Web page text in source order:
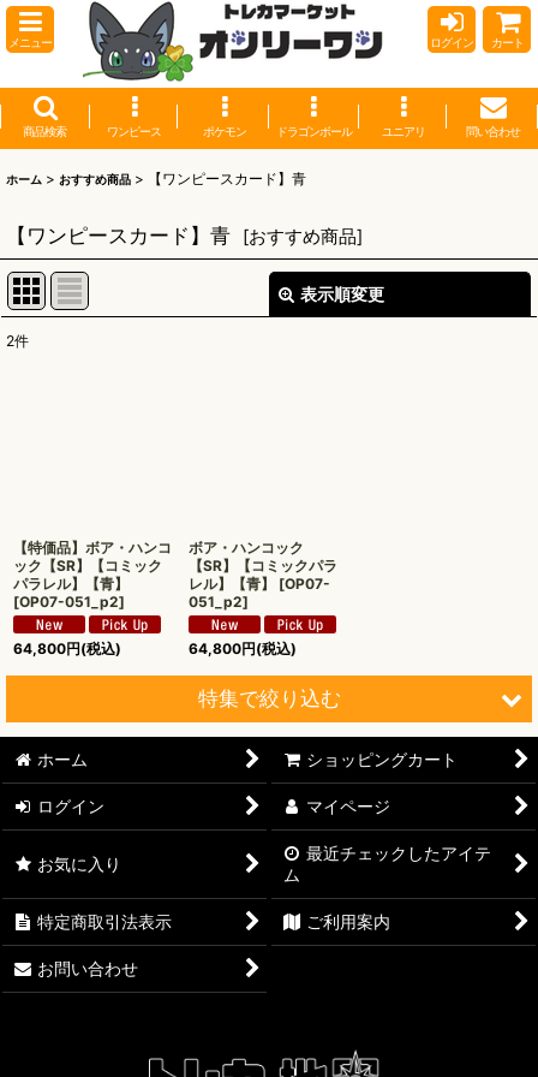
メニュー ログイン カート
商品検索 ワンピース ポケモン ドラゴンボール ユニアリ 問い合わせ
ホーム > おすすめ商品 > 【ワンピースカード】青
【ワンピースカード】青 [おすすめ商品]
表示順変更
2件
【特価品】ボア・ハンコ
ック【SR】【コミック
パラレル】【青】
[OP07-051_p2]
64,800円(税込)
ボア・ハンコック
【SR】【コミックパラ
レル】【青】
[OP07-
051_p2]
64,800円(税込)
特集で絞り込む
【オリワン】オリジナルプレイマット
【ワンピースカード】ブースターパック
【ワンピースカード】ブースターパック 世界最強の戦士【OP-
【ワンピースカード】ブースターパック 神の島の冒険【OP-
【ワンピースカード】エクストラブースター EGGHEAD
ホーム ショッピングカート
ログイン マイページ
お気に入り
最近チェックしたアイテ
ム
特定商取引法表示 ご利用案内
お問い合わせ